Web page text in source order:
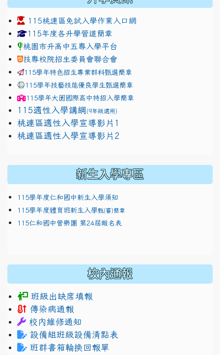
115桃連區免試入學作業入口網
link to https://www.jhjhs.tyc.edu.tw/modules/
115年度各升學管道簡章
桃園市升高中五專入學平台
技專校院招生委員會聯合會
115學年特色招生專業群科甄選簡章
115學年技藝技能優良學生甄選簡章
115學年大園國際高中特招入學簡章
115適性入學講綱 (9年級適用)
link to https://docs.google.com/presentation/d/
桃連區適性入學宣導影片1
link to https://docs.google.com/presentation/d/
桃連區適性入學宣導影片2
新生入學專區
115學年度仁和國中新生入學須知
115學年度體育班新生入學甄(審)簡章
115仁和國中管樂團 第24屆報名表
校內通報
班級出缺席填報
傳染病通報
校內維修通知
設備組班級設備清點表
班群書箱輪換回報單